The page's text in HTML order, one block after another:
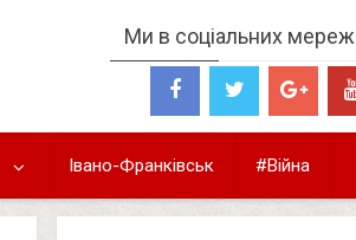
Ми в соціальних
Івано-Франківськ #Війна